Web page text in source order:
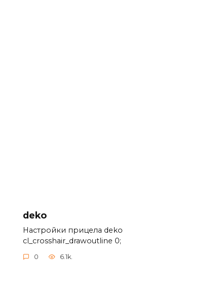
deko
Настройки прицела deko
cl_crosshair_drawoutline 0;
0 6.1k.